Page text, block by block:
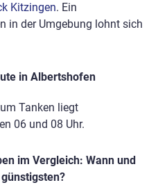
Kitzingen. Ein
in der Umgebung lohnt sich
in Albertshofen
Tanken liegt
06 und 08 Uhr.
im Vergleich: Wann und